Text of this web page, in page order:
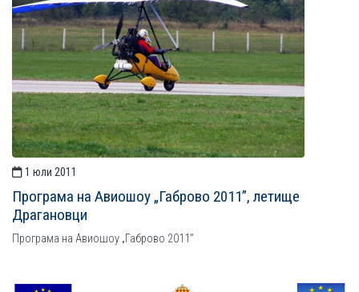
1 юли 2011
Програма на Авиошоу „Габрово 2011”, летище
Драгановци
Програма на Авиошоу „Габрово 2011”